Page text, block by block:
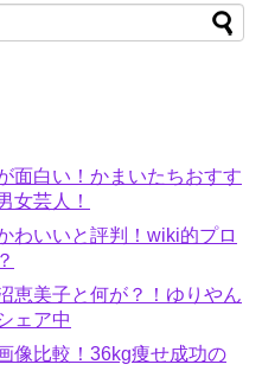
面白い！かまいたちおすす
女芸人！
わいいと評判！wiki的プロ
恵美子と何が？！ゆりやん
ェア中
像比較！36kg痩せ成功の